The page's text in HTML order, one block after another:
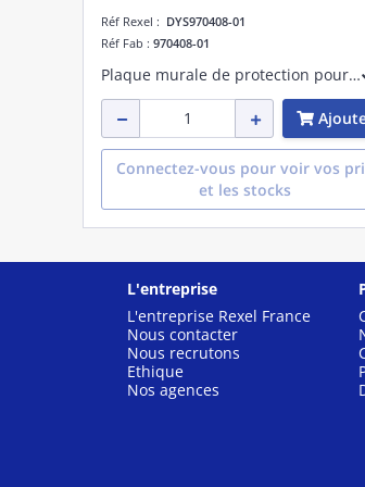
Réf Rexel : DYS970408-01
Réf Fab : 970408-01
Plaque murale de protection pour Dyson Airblade HU03 9kJ - protège des projections d'eau
DESTOCKAGE*
Connectez-vous pour voir vos
et les stocks
L'entreprise
L'entreprise Rexel France
Nous contacter
Nous recrutons
Ethique
Nos agences